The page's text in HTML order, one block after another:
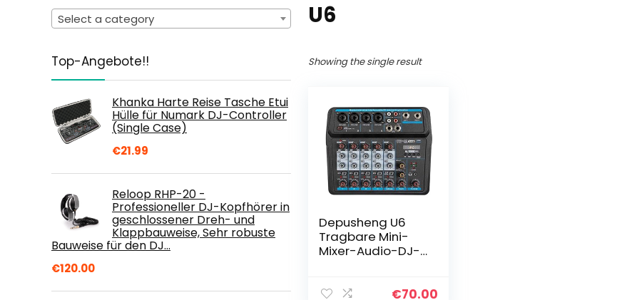
Select a category
Top-Angebote!!
Khanka Harte Reise Tasche Etui
Hülle für Numark DJ-Controller
(Single Case)
€21.99
Reloop RHP-20 -
Professioneller DJ-Kopfhörer in
geschlossener Dreh- und
Klappbauweise, Sehr robuste
Bauweise für den DJ…
€120.00
‎U6
Showing the single result
Depusheng U6
Tragbare Mini-
Mixer-Audio-DJ-
48-V-
€70.00